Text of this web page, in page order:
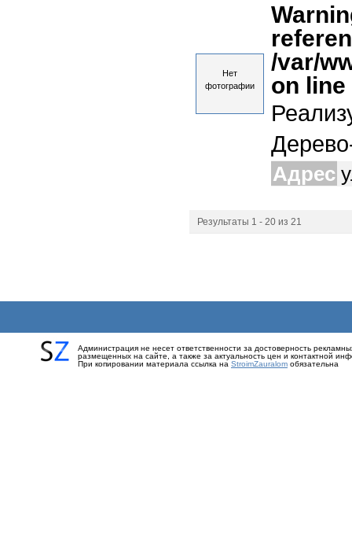
Нет
фотографии
/var/
on line
Адрес
Результаты 1 - 20 из 21
Администрация не несет ответственности за достоверность
размещенных на сайте, а также за актуальность цен и контактной
При копировании материала ссылка на StroimZauralom обязательна